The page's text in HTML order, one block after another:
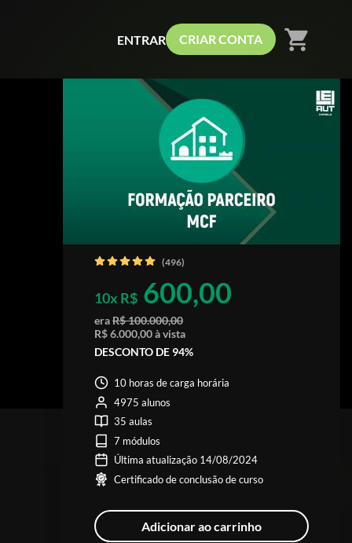
ENTRAR CRIAR CONTA shopping_cart
(496)
10x R$ 600,00
eraR$ 100.000,00
R$ 6.000,00 à vista
DESCONTO DE 94%
10 horas de carga horária
4975 alunos
35 aulas
7 módulos
Última atualização 14/08/2024
Certificado de conclusão de curso
Adicionar ao carrinho